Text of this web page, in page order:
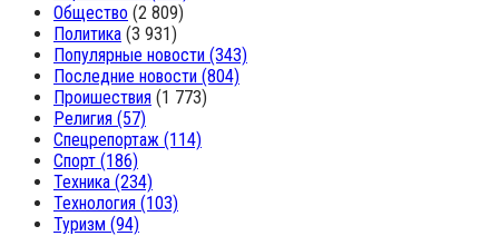
Общество (2 809)
Политика (3 931)
Популярные новости (343)
Последние новости (804)
Проишествия (1 773)
Религия (57)
Спецрепортаж (114)
Спорт (186)
Техника (234)
Технология (103)
Туризм (94)